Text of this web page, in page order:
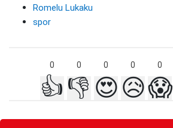
Romelu Lukaku
spor
0 0 0 0 0
👍 👎 😍😥😱